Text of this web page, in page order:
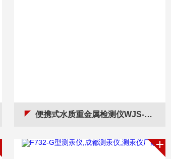
便携式水质重金属检测仪WJS-ASV,成都水质重金属检测仪,水质检测仪厂家